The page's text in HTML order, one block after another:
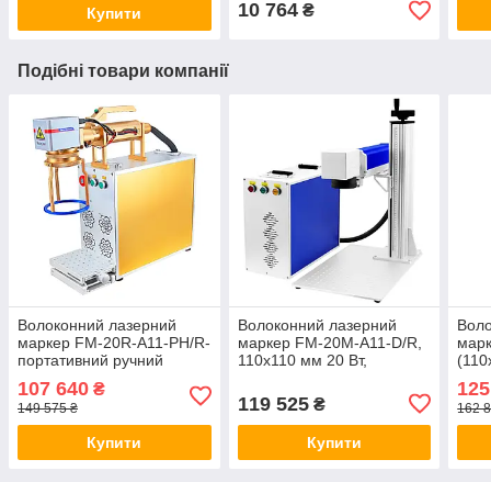
Купити 10 764₴
Подібні товари компанії
Волоконний лазерний
маркер FM-20R-A11-PH/R-
портативний ручний
підтримки поворотної осі
107 640 ₴
149 575 ₴
Купити
Волоконний лазерний
маркер FM-20M-A11-D/R,
110x110 мм 20 Вт,
поворотної осі
опціонально
119 525₴
Купити
162